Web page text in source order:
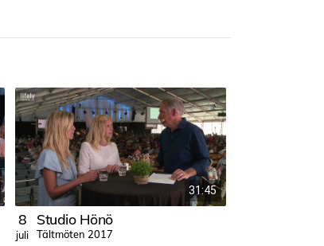
31:45
8
juli
Studio Hönö
Tältmöten 2017